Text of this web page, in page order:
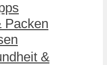
Packen
&